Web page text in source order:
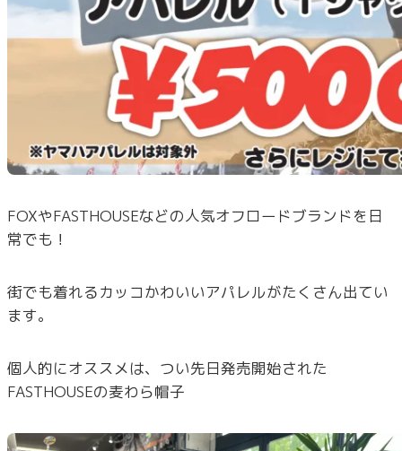
FOXやFASTHOUSEなどの人気オフロードブランドを日
常でも！
街でも着れるカッコかわいいアパレルがたくさん出てい
ます。
個人的にオススメは、つい先日発売開始された
FASTHOUSEの麦わら帽子